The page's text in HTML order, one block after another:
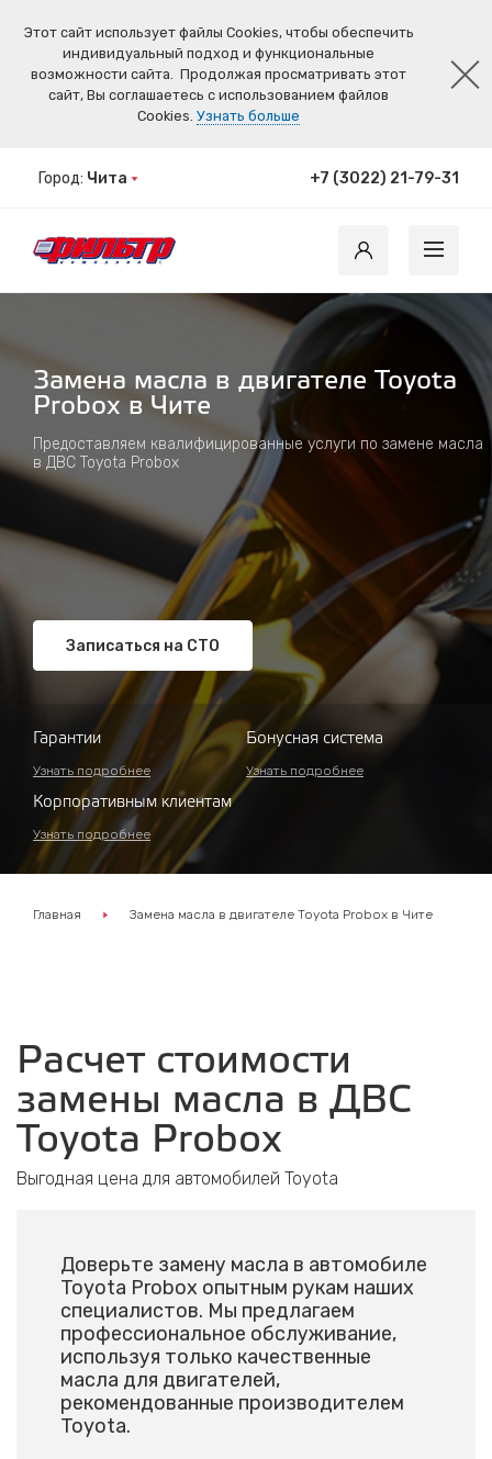
Этот сайт использует файлы Cookies, чтобы обеспечить
индивидуальный подход и функциональные
возможности сайта. Продолжая просматривать этот
сайт, Вы соглашаетесь с использованием файлов
Cookies. Узнать больше
Город: Чита +7 (3022) 21-79-31
Замена масла в двигателе Toyota
Probox в Чите
Предоставляем квалифицированные услуги по замене масла
в ДВС Toyota Probox
Записаться на СТО
Гарантии
Узнать подробнее
Бонусная система
Узнать подробнее
Корпоративным клиентам
Узнать подробнее
Главная Замена масла в двигателе Toyota Probox в Чите
Расчет стоимости
замены масла в ДВС
Toyota Probox
Выгодная цена для автомобилей Toyota
Доверьте замену масла в автомобиле
Toyota Probox опытным рукам наших
специалистов. Мы предлагаем
профессиональное обслуживание,
используя только качественные
масла для двигателей,
рекомендованные производителем
Toyota.